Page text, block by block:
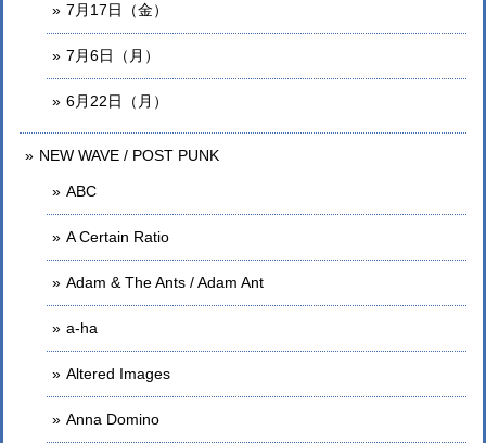
7月17日（金）
7月6日（月）
6月22日（月）
NEW WAVE / POST PUNK
ABC
A Certain Ratio
Adam & The Ants / Adam Ant
a-ha
Altered Images
Anna Domino